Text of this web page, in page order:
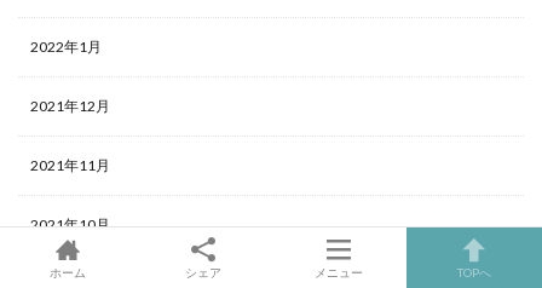
2022年1月
2021年12月
2021年11月
2021年10月
2021年9月
ホーム シェア メニュー TOPへ